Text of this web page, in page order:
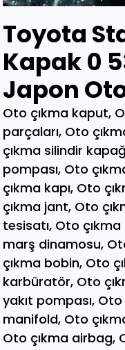
Toyota
Kapak 0
Japon
Oto çıkma kaput, Oto çıkma şanzıman ve parçaları, Oto çıkma motor ve parçaları, Oto çıkma silindir kapağı, Oto çıkma direksiyon pompası, Oto çıkma far, Oto çıkma tampon Oto çıkma kapı, Oto çıkma far, Oto çıkma stop, Oto çıkma jant, Oto çıkma tabla, Oto çıkma elektrik tesisatı, Oto çıkma motor tesisatı, Oto çıkma marş dinamosu, Oto çıkma şarz dinamosu, Oto çıkma bobin, Oto çıkma enjektör, Oto çıkma karbüratör, Oto çıkma şamandıra , Oto çıkma yakıt pompası, Oto çıkma eksoz, Oto çıkma manifold, Oto çıkma katalizör, Oto çıkma beyin, Oto çıkma airbag, Oto çıkma sigorta, Oto çıkma sinyal, Oto hava filitre kazanı, Oto çıkma yağ filtresi, Oto çıkma yakıt filtresi, Oto çıkma debriyaj seti, Oto çıkma fren seti, Oto çıkma kampana, Oto çıkma körük, Oto çıkma fan, Oto çıkma fan davlumbazı, Oto çıkma soğutucu, Oto çıkma radyatör, Oto çıkma klima kompresörü, Oto çıkma bagaj, Oto çıkma su radyatörünü, Oto çıkma klima radyatörü, Oto çıkma interkol radyatörü, Oto çıkma cam, Oto çıkma çamurluk, Oto çıkma davlumbaz, Oto çıkma güneşlik, Oto çıkma kapı kolu, Oto çıkma kapı saçı, Oto çıkma karter, Oto kesme marşpiyel, Oto çıkma panel, Oto çıkma panjur , Oto çıkma sunroof, Oto çıkma arka tampon, Oto çıkma ön tampon, Oto çıkma ayna, Oto çıkma amartisör, Oto çıkma el freni, Oto çıkma el fren tabancası, Oto çıkma direksiyon simidi, Oto çıkma koltuk, Oto çıkma vites topuzu, Oto çıkma göğüs, Oto çıkma torpido, Oto çıkma kilometre saati, Oto çıkma dingil, Oto çıkma blok, Oto çıkma motor bloğu, Oto çıkma krank, Oto çıkma eksantrik mili, Oto çıkma gaz kelebeği, Oto çıkma kompresör, Oto çıkma mafsal, Oto çıkma motor kulağı, Oto çıkma motor, Oto çıkma piston kolu, Oto çıkma segman, Oto çıkma rulman, Oto çıkma turbo, Oto çıkma yağ pompası, Oto çıkma şanzıman dişlisi, Oto çıkma mafsal, Oto çıkma sekromenç, Oto çıkma türbin, Oto çıkma volant, Oto çıkma aks, Oto çıkma akis, Oto çıkma direksiyon kutusu, Oto çıkma direksiyon mili, Oto çıkma helezyon yayı, Oto çıkma körük, Oto çıkma porya, Oto çıkma sis çerçevesi, Oto çıkma kapı menteşesi, Oto çıkma sis farı, Oto çıkma difaransiyel, Oto çıkma traves, Oto çıkma cam motoru, Oto çıkma sinyal, Oto çıkma cam düğmesi, Oto çıkma kapı döşemesi, Oto çıkma cam kirkosu, Oto çıkma kalorifer kutusu, Oto çıkma beşik, Oto çıkma filtre, Oto çıkma konsül, Oto çıkma tampon demiri, Oto çıkma kapı kilidi, Oto çıkma motor takozu, Oto çıkma kampana, Oto çıkma gösterge paneli, Oto çıkma taşıyıcı, Oto kesme tavan, Oto kesme marşpiyel, Oto kesme çamurluk, Oto kesme yarım arka, Oto çıkma hava akış metresi, Oto çıkma vestenhaouse, Oto çıkma vestibhouse, Oto çıkma park sensörü Oto çıkma kapı fitilleri, Oto çıkma cam düğmesi, Oto çıkma motor takozu, Oto çıkma vites topuzu, Oto çıkma far beyni, Oto çıkma motor beyni, Oto çıkma airbag beyni, Oto çıkma abs beyni, Oto çıkma şanzıman beyni, Oto parça, Oto çıkma yedek parça, Oto oto yedek parça, Oto sigorta kutusu, Oto çıkma su bidonu, Oto çıkma teyp, Oto çıkma cd çalar, Oto çıkma rölanti ayarlayıcı, Oto çıkma kolon kilidi, Oto çıkma kapı kilidi, Oto çıkma kapı iç açma kolu, Oto çıkma kapı çıtası, Oto çıkma tavan çıtası, Oto çıkma krank kasnağı, Oto çıkma eksantrik kasnağı, Oto çıkma alt travers, Oto çıkma arka dingil, Oto çıkma fren merkezi, Oto çıkma imop kutus, Oto çıkma sigorta tablası, Oto çıkma klima ekranı, Oto çıkma vakum, Oto çıkma orta havalandırma, Oto çıkma radyo ekranı, Oto çıkma yağ pompası, Oto çıkma şanzıman kulağı, Oto çıkma debriyaj bilyası, Oto çıkma direksiyon spotu, Oto çıkma direksiyon sargısı, Oto çıkma airbag sargısı, Oto çıkma tesisat kablosu, Oto çıkma klima paneli, Oto çıkma ön kapı, Oto çıkma arka kapı, Oto çıkma baskı balata, Oto çıkma volant, Oto çıkma yedek parça, Oto çıkma parça, Oto oto yedek parça, Oto parça, Çıkma parça, Oto çıkma parçaları, Çıkma parçaları, Oto yedek parça, Oto çıkma şanzıman, Oto çıkma hoparlör, Oto çıkma fren vakum, Oto çıkma map sensösrü, Oto çıkma cam silgi motoru, Oto çıkma cam silgi kolu, Oto çıkma flaşö, Oto çıkma vites levyesi, Oto çıkma turbo basınç Oto çıkma vestinghouse, Oto çıkma gaz pedalı, Oto çıkma su bidonu, Oto çıkma ganister, Oto çıkma tampon braketi, Oto çıkma çamurluk davlumbazı, Oto çıkma el fren teli, Oto çıkma şarj dinamosu, Oto çıkma biel kolu, Oto çıkma hava akış metresi, Oto çıkma eksoz sondası, Oto çıkma emme manifoldu, Oto çıkma fincan, Oto çıkma itici horozlar, Oto çıkma piyano mili, Oto çıkma vites halatı, Oto çıkma tavan döşemesi, Oto çıkma sanroof düğmesi, Oto çıkma sanroof camı, Oto çıkma tavan anteni, Oto çıkma kapı bantları, Oto çıkma kapı soketi, Oto çıkma kapı tesisatı, Oto çıkma koltuk ayar düğmesi, Oto çıkma